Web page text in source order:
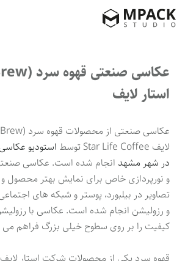
استار لایف
لایف Star Life Coffee توسط
در شهر مشهد انجام شده است. عکاسی
و نورپردازی خاص برای نمایش بهتر محصول و
تصاویر در بیلبورد، پوستر و شبکه های
و رزولیشن انجام شده است. عکاسی با
کیفیت را بر روی سطوح خیلی بزرگ فراهم می